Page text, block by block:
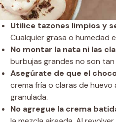
Utilice tazones limpios y
Cualquier grasa o humedad
No montar la nata ni las
burbujas grandes no son
Asegúrate de que el
crema fría o claras de
granulada.
No agregue la crema